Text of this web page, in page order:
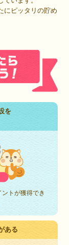
にピッタリの貯め
を
トが獲得でき
ある